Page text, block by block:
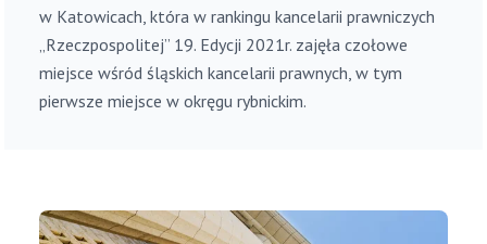
w Katowicach, która w rankingu kancelarii prawniczych
„Rzeczpospolitej” 19. Edycji 2021r. zajęła czołowe
miejsce wśród śląskich kancelarii prawnych, w tym
pierwsze miejsce w okręgu rybnickim.